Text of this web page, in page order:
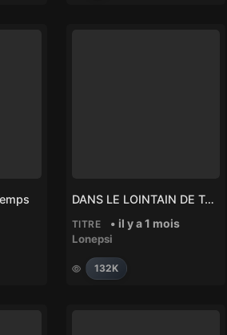
DANS LE LOINTAIN DE TA VOIX – Lonepsi
TITRE • il y a 1 mois
Lonepsi
132K